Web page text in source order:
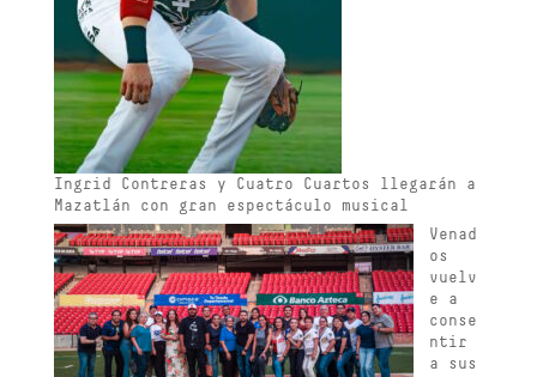
Ingrid Contreras y Cuatro Cuartos llegarán a
Mazatlán con gran espectáculo musical
Venad
os
vuelv
e a
conse
ntir
a sus